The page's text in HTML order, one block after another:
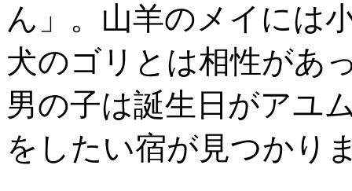
ん」。山羊のメイには
犬のゴリとは相性があ
男の子は誕生日がアユ
をしたい宿が見つかり